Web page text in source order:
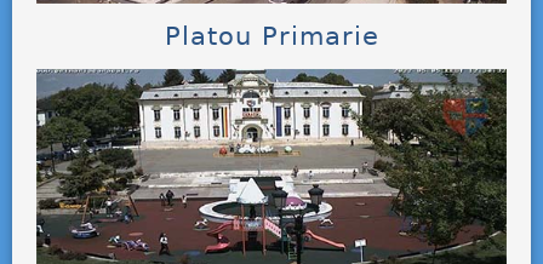
Platou Primarie